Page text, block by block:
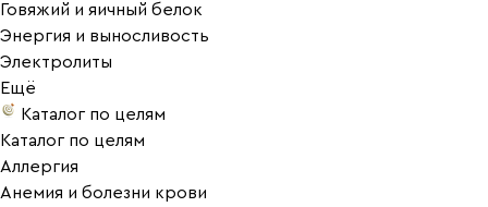
Говяжий и яичный белок
Энергия и выносливость
Электролиты
Ещё
Каталог по целям
Каталог по целям
Аллергия
Анемия и болезни крови